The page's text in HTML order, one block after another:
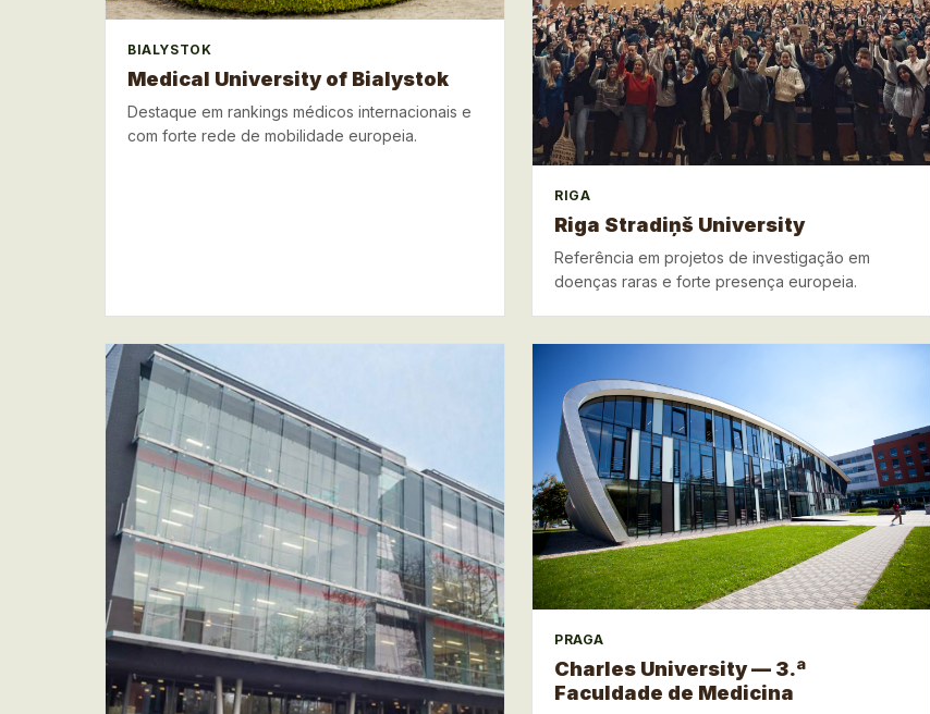
BIALYSTOK
Medical University of Bialystok
Destaque em rankings médicos internacionais e
com forte rede de mobilidade europeia.
RIGA
Riga Stradiņš University
Referência em projetos de investigação em
doenças raras e forte presença europeia.
PRAGA
Charles University — 3.ª
Faculdade de Medicina